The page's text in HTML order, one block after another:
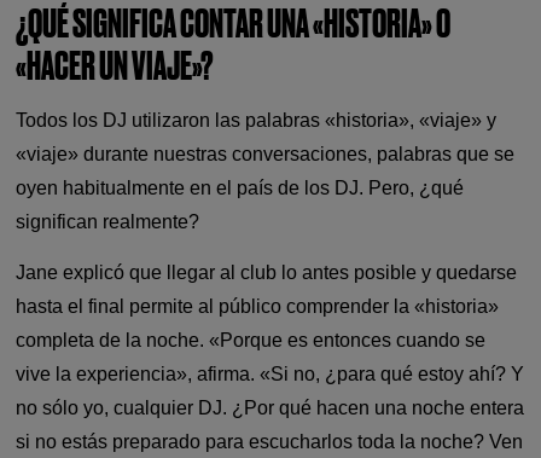
¿QUÉ SIGNIFICA CONTAR UNA «HISTORIA» O
«HACER UN VIAJE»?
Todos los DJ utilizaron las palabras «historia», «viaje» y
«viaje» durante nuestras conversaciones, palabras que se
oyen habitualmente en el país de los DJ. Pero, ¿qué
significan realmente?
Jane explicó que llegar al club lo antes posible y quedarse
hasta el final permite al público comprender la «historia»
completa de la noche. «Porque es entonces cuando se
vive la experiencia», afirma. «Si no, ¿para qué estoy ahí? Y
no sólo yo, cualquier DJ. ¿Por qué hacen una noche entera
si no estás preparado para escucharlos toda la noche? Ven